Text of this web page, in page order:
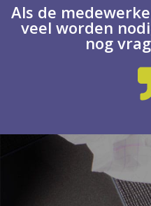
Als de
veel worden
nog